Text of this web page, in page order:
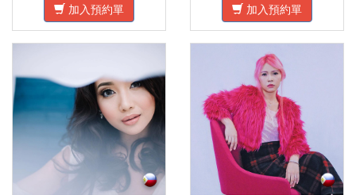
加入預約單 加入預約單